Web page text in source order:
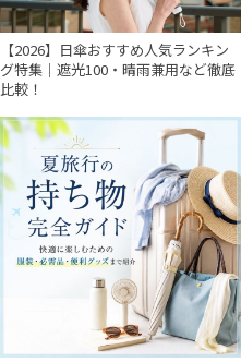
【2026】日傘おすすめ人気ランキン
グ特集｜遮光100・晴雨兼用など徹底
比較！